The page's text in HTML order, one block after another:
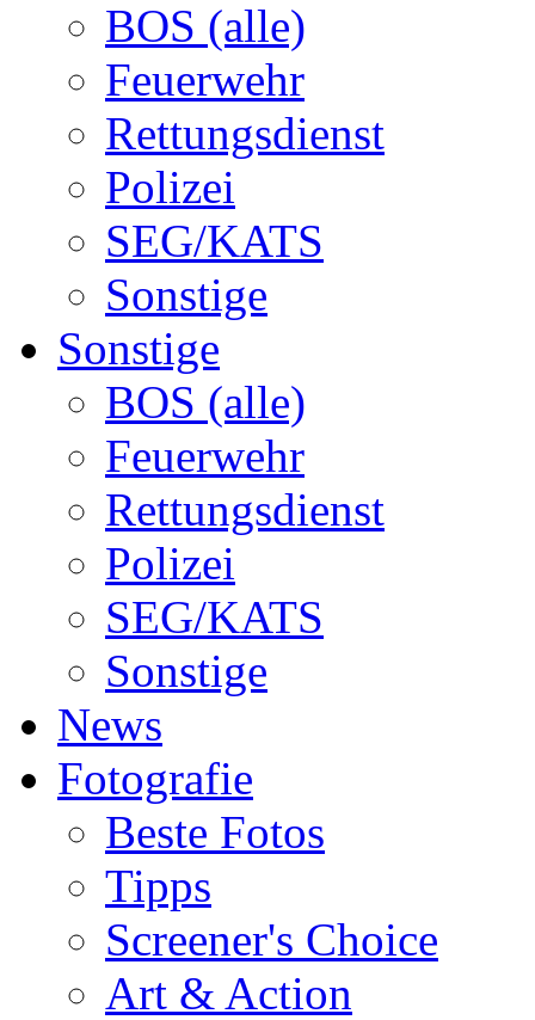
BOS (alle)
Feuerwehr
Rettungsdienst
Polizei
SEG/KATS
Sonstige
Sonstige
BOS (alle)
Feuerwehr
Rettungsdienst
Polizei
SEG/KATS
Sonstige
News
Fotografie
Beste Fotos
Tipps
Screener's Choice
Art & Action